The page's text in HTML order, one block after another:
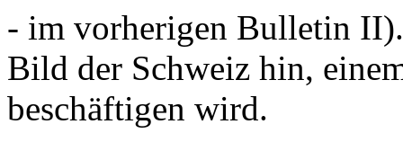
- im vorherigen Bulletin
Bild der Schweiz hin,
beschäftigen wird.